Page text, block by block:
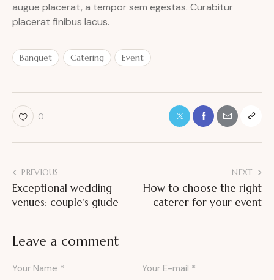
augue placerat, a tempor sem egestas. Curabitur
placerat finibus lacus.
Banquet Catering Event
0
PREVIOUS
Exceptional wedding
venues: couple’s giude
NEXT
How to choose the right
caterer for your event
Leave a comment